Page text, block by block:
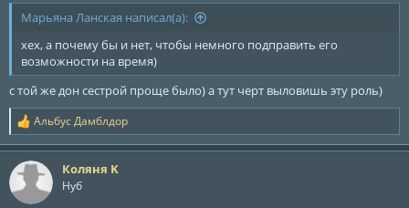
Марьяна Ланская написал(а):
хех, а почему бы и нет, чтобы немного подправить его
возможности на время)
c той же дон сестрой проще было) а тут черт выловишь эту роль)
Р
е
а
к
и
Альбус Дамблдор
Коляня K
Нуб